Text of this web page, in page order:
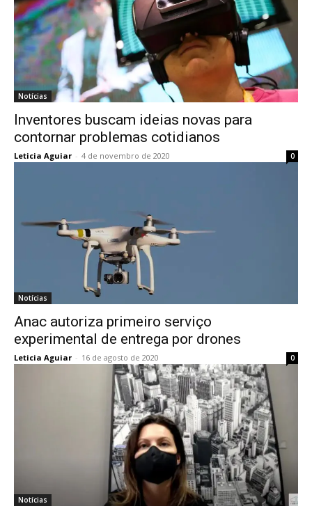
Notícias
Inventores buscam ideias novas para
contornar problemas cotidianos
Leticia Aguiar - 4 de novembro de 2020 0
Notícias
Anac autoriza primeiro serviço
experimental de entrega por drones
Leticia Aguiar - 16 de agosto de 2020 0
Notícias